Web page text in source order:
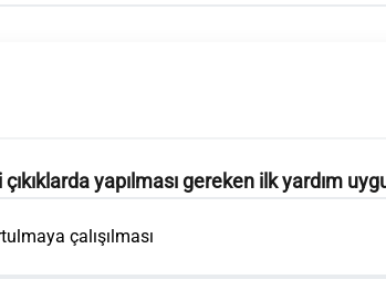
yapılması gereken ilk yardım
çalışılması